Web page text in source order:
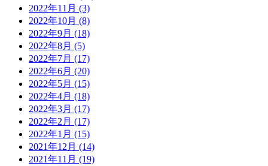
2022年11月 (3)
2022年10月 (8)
2022年9月 (18)
2022年8月 (5)
2022年7月 (17)
2022年6月 (20)
2022年5月 (15)
2022年4月 (18)
2022年3月 (17)
2022年2月 (17)
2022年1月 (15)
2021年12月 (14)
2021年11月 (19)